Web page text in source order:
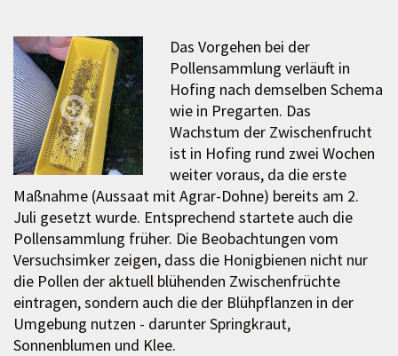
Das Vorgehen bei der
Pollensammlung verläuft in
Hofing nach demselben Schema
wie in Pregarten. Das
Wachstum der Zwischenfrucht
ist in Hofing rund zwei Wochen
weiter voraus, da die erste
Maßnahme (Aussaat mit Agrar-Dohne) bereits am 2.
Juli gesetzt wurde. Entsprechend startete auch die
Pollensammlung früher. Die Beobachtungen vom
Versuchsimker zeigen, dass die Honigbienen nicht nur
die Pollen der aktuell blühenden Zwischenfrüchte
eintragen, sondern auch die der Blühpflanzen in der
Umgebung nutzen - darunter Springkraut,
Sonnenblumen und Klee.